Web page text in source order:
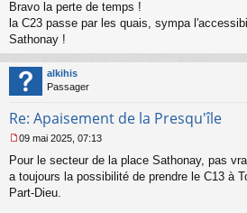
e
s
s
g
e
n
n
u
Bravo la perte de temps !
la C23 passe par les quais, sympa
Sathonay !
alkihis
Passager
Re: Apaisement de la Presqu'île
e
s
s
09 mai 2025, 07:13
Pour le secteur de la place Sathonay, pas
a toujours la possibilité de prendre le C13 à
Part-Dieu.